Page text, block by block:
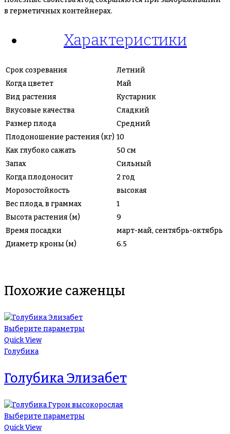
в герметичных контейнерах.
Характеристики
Срок созревания
Летний
Когда цветет
Май
Вид растения
Кустарник
Вкусовые качества
Сладкий
Размер плода
Средний
Плодоношение растения (кг) 10
Как глубоко сажать
50 см
Запах
Сильный
Когда плодоносит
2 год
Морозостойкость
высокая
Вес плода, в граммах
1
Высота растения (м)
9
Время посадки
март-май, сентябрь-октябрь
Диаметр кроны (м)
6.5
Похожие саженцы
Выберите параметры
Quick View
Голубика
Голубика Элизабет
Выберите параметры
Quick View